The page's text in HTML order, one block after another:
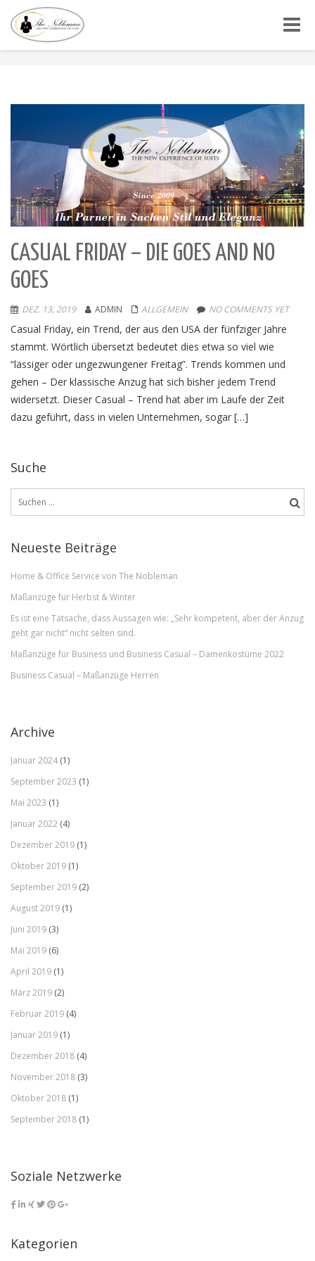
CASUAL FRIDAY – DIE GOES AND NO
GOES
DEZ. 13, 2019 ADMIN ALLGEMEIN NO COMMENTS YET
Casual Friday, ein Trend, der aus den USA der fünfziger Jahre
stammt. Wörtlich übersetzt bedeutet dies etwa so viel wie
“lässiger oder ungezwungener Freitag”. Trends kommen und
gehen – Der klassische Anzug hat sich bisher jedem Trend
widersetzt. Dieser Casual – Trend hat aber im Laufe der Zeit
dazu geführt, dass in vielen Unternehmen, sogar […]
Suche
Suchen
Neueste Beiträge
Home & Office Service von The Nobleman
Maßanzüge für Herbst & Winter
Es ist eine Tatsache, dass Aussagen wie: „Sehr kompetent, aber der Anzug
geht gar nicht“ nicht selten sind.
Maßanzüge für Business und Business Casual – Damenkostüme 2022
Business Casual – Maßanzüge Herren
Archive
Januar 2024 (1)
September 2023 (1)
Mai 2023 (1)
Januar 2022 (4)
Dezember 2019 (1)
Oktober 2019 (1)
September 2019 (2)
August 2019 (1)
Juni 2019 (3)
Mai 2019 (6)
April 2019 (1)
März 2019 (2)
Februar 2019 (4)
Januar 2019 (1)
Dezember 2018 (4)
November 2018 (3)
Oktober 2018 (1)
September 2018 (1)
Soziale Netzwerke
Kategorien